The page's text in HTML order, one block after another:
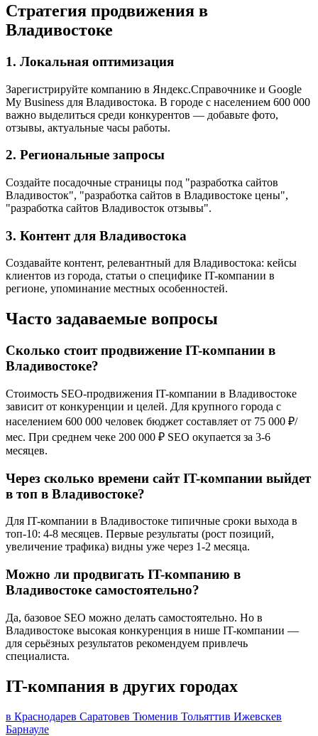
Стратегия продвижения в
Владивостоке
1. Локальная оптимизация
Зарегистрируйте компанию в Яндекс.Справочнике и Google
My Business для Владивостока. В городе с населением 600 000
важно выделиться среди конкурентов — добавьте фото,
отзывы, актуальные часы работы.
2. Региональные запросы
Создайте посадочные страницы под "разработка сайтов
Владивосток", "разработка сайтов в Владивостоке цены",
"разработка сайтов Владивосток отзывы".
3. Контент для Владивостока
Создавайте контент, релевантный для Владивостока: кейсы
клиентов из города, статьи о специфике IT-компании в
регионе, упоминание местных особенностей.
Часто задаваемые вопросы
Сколько стоит продвижение IT-компании в
Владивостоке?
Стоимость SEO-продвижения IT-компании в Владивостоке
зависит от конкуренции и целей. Для крупного города с
населением 600 000 человек бюджет составляет от 75 000 ₽/
мес. При среднем чеке 200 000 ₽ SEO окупается за 3-6
месяцев.
Через сколько времени сайт IT-компании выйдет
в топ в Владивостоке?
Для IT-компании в Владивостоке типичные сроки выхода в
топ-10: 4-8 месяцев. Первые результаты (рост позиций,
увеличение трафика) видны уже через 1-2 месяца.
Можно ли продвигать IT-компанию в
Владивостоке самостоятельно?
Да, базовое SEO можно делать самостоятельно. Но в
Владивостоке высокая конкуренция в нише IT-компании —
для серьёзных результатов рекомендуем привлечь
специалиста.
IT-компания в других городах
в Краснодарев Саратовев Тюменив Тольяттив Ижевскев
Барнауле